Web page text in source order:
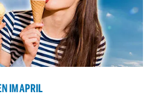
IM APRIL